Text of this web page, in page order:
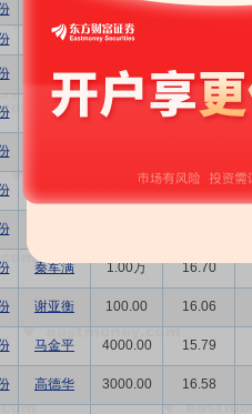
100.00 16.50
宫新勇 3000.00
张士利 8000.00 12.48
谢亚衡 100.00 12.31
秦军满 1.00万 16.70
谢亚衡 100.00 16.06
马金平 4000.00 15.79
高德华 3000.00 16.58